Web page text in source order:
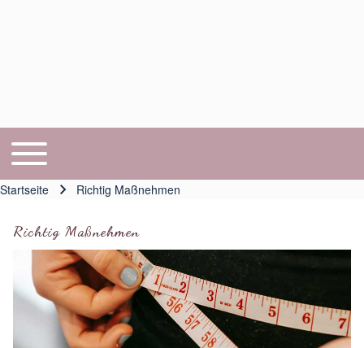
Hauptnavigation
Toggle main menu
Startseite Richtig Maßnehmen
Richtig Maßnehmen